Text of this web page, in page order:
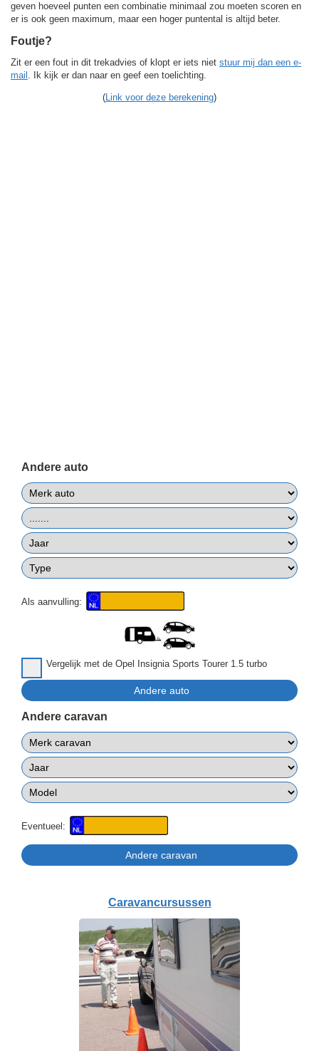
geven hoeveel punten een combinatie minimaal zou moeten scoren en
er is ook geen maximum, maar een hoger puntental is altijd beter.
Foutje?
Zit er een fout in dit trekadvies of klopt er iets niet stuur mij dan een e-
mail
. Ik kijk er dan naar en geef een toelichting.
( Link voor deze berekening)
Andere auto
Als aanvulling:
Vergelijk met de Opel Insignia Sports Tourer 1.5 turbo
Andere caravan
Eventueel:
Caravancursussen